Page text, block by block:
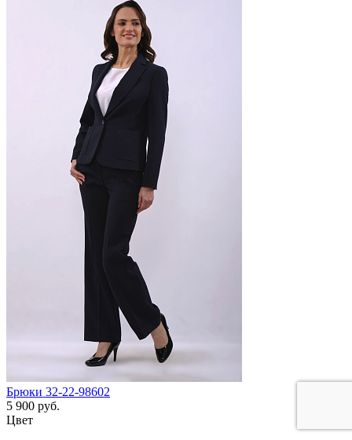
Брюки 32-22-98602
5 900 руб.
Цвет